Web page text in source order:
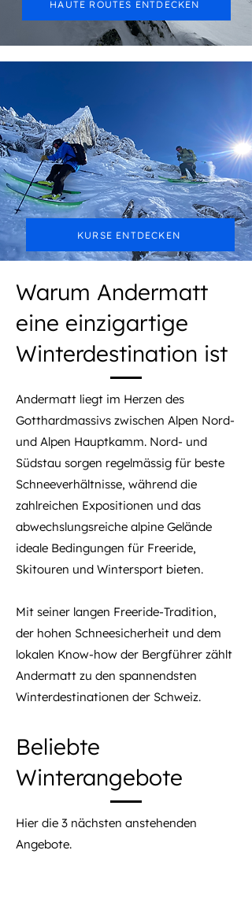
HAUTE ROUTES ENTDECKEN
Kurse &
Sicherheit
KURSE ENTDECKEN
Warum Andermatt
eine einzigartige
Winterdestination ist
Andermatt liegt im Herzen des
Gotthardmassivs zwischen Alpen Nord-
und Alpen Hauptkamm. Nord- und
Südstau sorgen regelmässig für beste
Schneeverhältnisse, während die
zahlreichen Expositionen und das
abwechslungsreiche alpine Gelände
ideale Bedingungen für Freeride,
Skitouren und Wintersport bieten.
Mit seiner langen Freeride-Tradition,
der hohen Schneesicherheit und dem
lokalen Know-how der Bergführer zählt
Andermatt zu den spannendsten
Winterdestinationen der Schweiz.
Beliebte
Winterangebote
Hier die 3 nächsten anstehenden
Angebote.